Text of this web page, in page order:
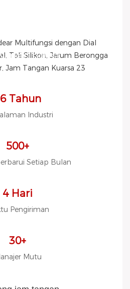
MORE
sketsa
Anggaran
Tahun
Industri
500+
Setiap Bulan
4 Hari
Pengiriman
30+
Mutu